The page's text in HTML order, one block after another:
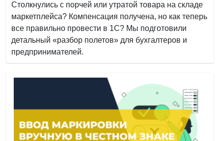
Столкнулись с порчей или утратой товара на складе
маркетплейса? Компенсация получена, но как теперь
все правильно провести в 1С? Мы подготовили
детальный «разбор полетов» для бухгалтеров и
предпринимателей.